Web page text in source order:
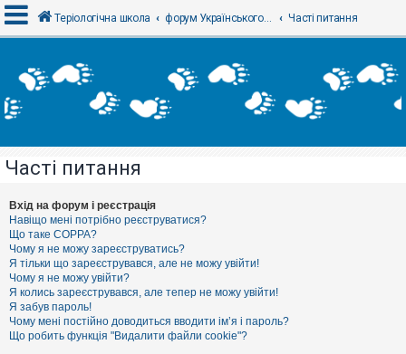
х
і
Р
є
с
т
р
а
ц
і
я
Т
Теріологічна школа форум Українського теріологічного товариства Часті питання
Часті питання
Вхід на форум і реєстрація
Навіщо мені потрібно реєструватися?
Що таке COPPA?
Чому я не можу зареєструватись?
Я тільки що зареєструвався, але не можу увійти!
Чому я не можу увійти?
Я колись зареєструвався, але тепер не можу увійти!
Я забув пароль!
Чому мені постійно доводиться вводити ім’я і пароль?
Що робить функція "Видалити файли cookie"?